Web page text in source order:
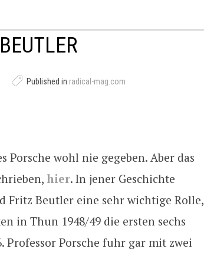
Published in radical-mag.com
Porsche wohl nie gegeben. Aber das
hier. In jener Geschichte
Fritz Beutler eine sehr wichtige Rolle,
in Thun 1948/49 die ersten sechs
Professor Porsche fuhr gar mit zwei